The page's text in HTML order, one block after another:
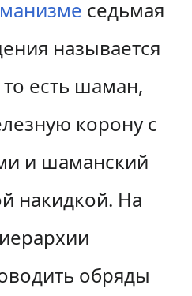
седьмая
называется
есть шаман,
корону с
и шаманский
накидкой. На
обряды